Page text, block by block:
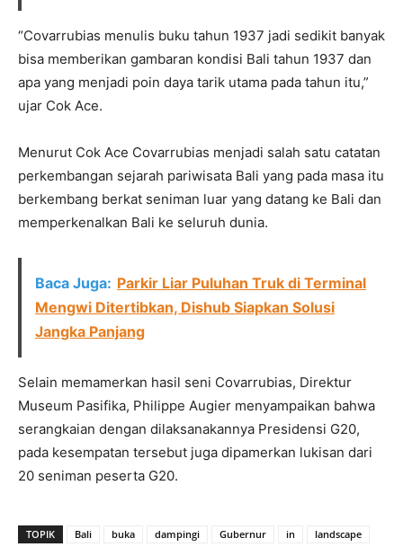
“Covarrubias menulis buku tahun 1937 jadi sedikit banyak
bisa memberikan gambaran kondisi Bali tahun 1937 dan
apa yang menjadi poin daya tarik utama pada tahun itu,”
ujar Cok Ace.
Menurut Cok Ace Covarrubias menjadi salah satu catatan
perkembangan sejarah pariwisata Bali yang pada masa itu
berkembang berkat seniman luar yang datang ke Bali dan
memperkenalkan Bali ke seluruh dunia.
Baca Juga: Parkir Liar Puluhan Truk di Terminal
Mengwi Ditertibkan, Dishub Siapkan Solusi
Jangka Panjang
Selain memamerkan hasil seni Covarrubias, Direktur
Museum Pasifika, Philippe Augier menyampaikan bahwa
serangkaian dengan dilaksanakannya Presidensi G20,
pada kesempatan tersebut juga dipamerkan lukisan dari
20 seniman peserta G20.
TOPIK Bali buka dampingi Gubernur in
landscape